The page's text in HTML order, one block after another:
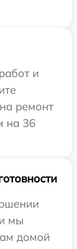
и
ремонт
на 36
мы
домой